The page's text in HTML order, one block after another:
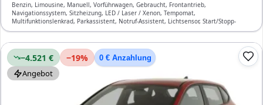
Benzin, Limousine, Manuell, Vorführwagen, Gebraucht, Frontantrieb,
Navigationssystem, Sitzheizung, LED / Laser / Xenon, Tempomat,
Multifunktionslenkrad, Parkassistent, Notruf-Assistent, Lichtsensor, Start/Stopp-
Automatik, Bluetooth, Freisprecheinrichtung, Verkehrszeichen-Erkennung, ESP, ABS,
−4.521 € −19% 0 € Anzahlung
Angebot